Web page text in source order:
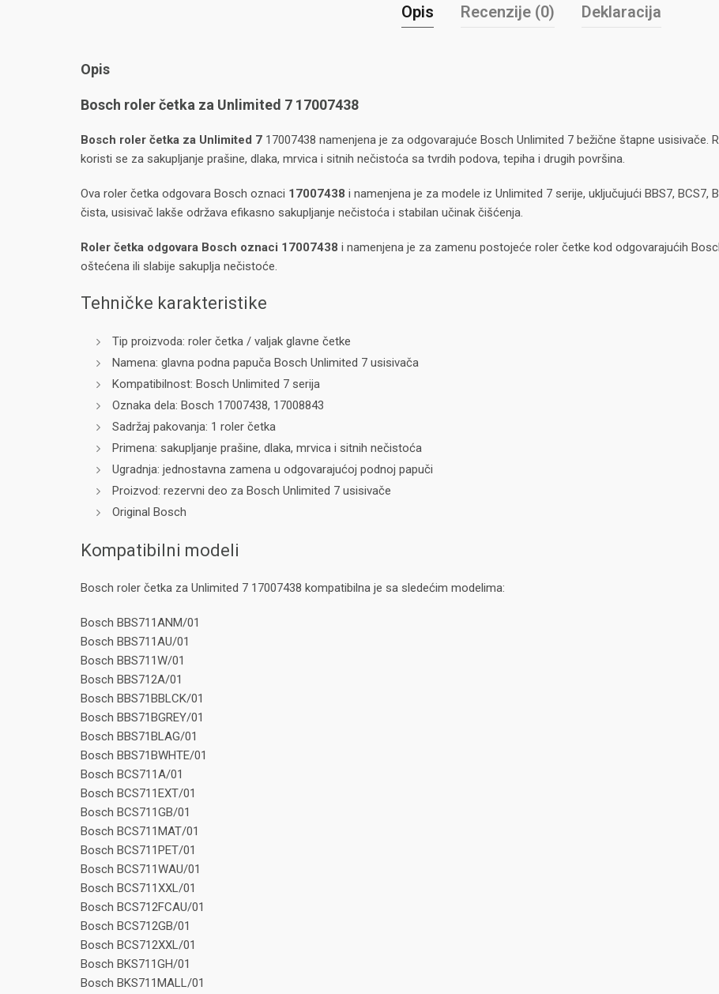
Opis Recenzije (0) Deklaracija
Opis
Bosch roler četka za Unlimited 7 17007438
Bosch roler četka za Unlimited 7 17007438 namenjena je za odgovarajuće Bosch Unlimited 7 bežične štapne usisivače.
koristi se za sakupljanje prašine, dlaka, mrvica i sitnih nečistoća sa tvrdih podova, tepiha i drugih površina.
Ova roler četka odgovara Bosch oznaci 17007438 i namenjena je za modele iz Unlimited 7 serije, uključujući BBS7, BCS7,
čista, usisivač lakše održava efikasno sakupljanje nečistoća i stabilan učinak čišćenja.
Roler četka odgovara Bosch oznaci 17007438 i namenjena je za zamenu postojeće roler četke kod odgovarajućih
oštećena ili slabije sakuplja nečistoće.
Tehničke karakteristike
Tip proizvoda: roler četka / valjak glavne četke
Namena: glavna podna papuča Bosch Unlimited 7 usisivača
Kompatibilnost: Bosch Unlimited 7 serija
Oznaka dela: Bosch 17007438, 17008843
Sadržaj pakovanja: 1 roler četka
Primena: sakupljanje prašine, dlaka, mrvica i sitnih nečistoća
Ugradnja: jednostavna zamena u odgovarajućoj podnoj papuči
Proizvod: rezervni deo za Bosch Unlimited 7 usisivače
Original Bosch
Kompatibilni modeli
Bosch roler četka za Unlimited 7 17007438 kompatibilna je sa sledećim modelima:
Bosch BBS711ANM/01
Bosch BBS711AU/01
Bosch BBS711W/01
Bosch BBS712A/01
Bosch BBS71BBLCK/01
Bosch BBS71BGREY/01
Bosch BBS71BLAG/01
Bosch BBS71BWHTE/01
Bosch BCS711A/01
Bosch BCS711EXT/01
Bosch BCS711GB/01
Bosch BCS711MAT/01
Bosch BCS711PET/01
Bosch BCS711WAU/01
Bosch BCS711XXL/01
Bosch BCS712FCAU/01
Bosch BCS712GB/01
Bosch BCS712XXL/01
Bosch BKS711GH/01
Bosch BKS711MALL/01